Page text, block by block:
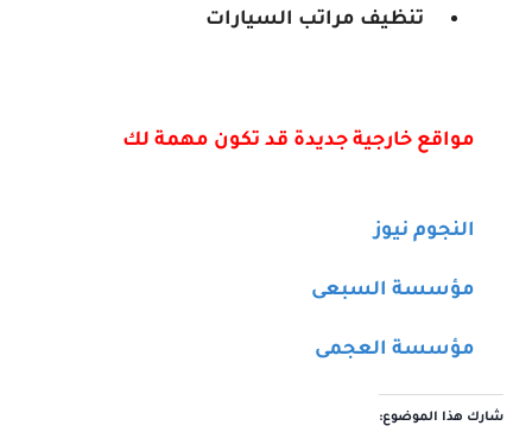
تنظيف مراتب السيارات
مواقع خارجية جديدة قد تكون مهمة لك
النجوم نيوز
مؤسسة السبعى
مؤسسة العجمى
شارك هذا الموضوع: